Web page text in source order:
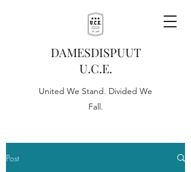
DAMESDISPUUT
U.C.E.
United We Stand. Divided We
Fall.
Post